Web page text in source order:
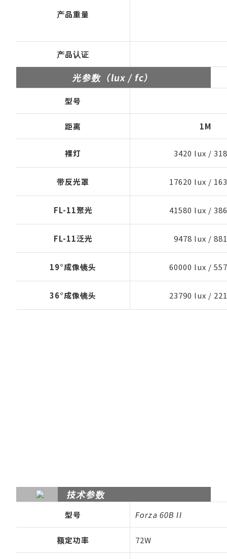
产品重量
产品认证
光参数（lux / fc）
型号
距离 1M
裸灯 3420 lux /
带反光罩 17620 lux /
FL-11聚光 41580 lux /
FL-11泛光 9478 lux /
19°成像镜头 60000 lux /
36°成像镜头 23790 lux /
技术参数
型号 Forza 60B II
额定功率 72W